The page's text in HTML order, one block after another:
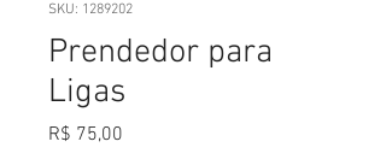
SKU: 1289202
Prendedor para
Ligas
R$ 75,00